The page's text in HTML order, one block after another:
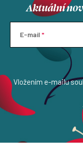
Aktuální
E-mail
Vložením e-mailu